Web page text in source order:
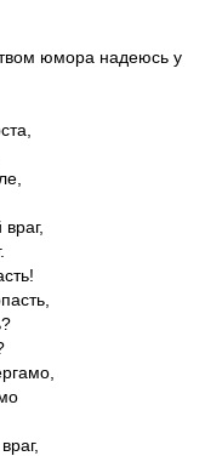
юмора надеюсь у